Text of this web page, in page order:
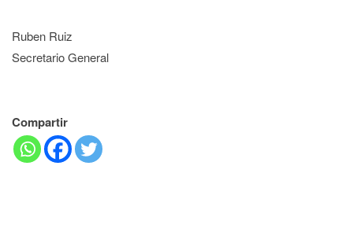
Ruben Ruiz
Secretario General
Compartir